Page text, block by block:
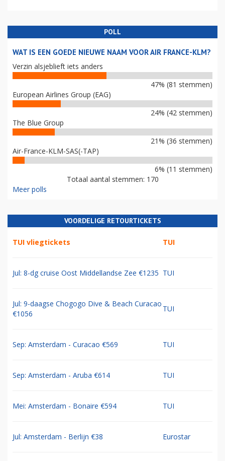
POLL
WAT IS EEN GOEDE NIEUWE NAAM VOOR AIR FRANCE-KLM?
Verzin alsjeblieft iets anders
47% (81 stemmen)
European Airlines Group (EAG)
24% (42 stemmen)
The Blue Group
21% (36 stemmen)
Air-France-KLM-SAS(-TAP)
6% (11 stemmen)
Totaal aantal stemmen: 170
Meer polls
VOORDELIGE RETOURTICKETS
TUI vliegtickets TUI
Jul: 8-dg cruise Oost Middellandse Zee €1235 TUI
Jul: 9-daagse Chogogo Dive & Beach Curacao
€1056
TUI
Sep: Amsterdam - Curacao €569 TUI
Sep: Amsterdam - Aruba €614 TUI
Mei: Amsterdam - Bonaire €594 TUI
Jul: Amsterdam - Berlijn €38 Eurostar